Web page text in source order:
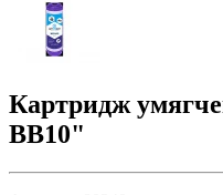
Картридж
BB10"